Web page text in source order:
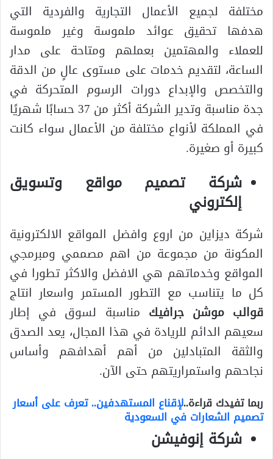
مختلفة لجميع الأعمال التجارية والفردية التي
هدفها تحقيق عوائد ملموسة وغير ملموسة
للعملاء والمهتمين بعملهم ومتاحة على مدار
الساعة، لتقديم خدمات على مستوى عالٍ من الدقة
والتخصص والإبداع دورات الرسوم المتحركة في
جدة مناسبة وتدير الشركة أكثر من 37 حسابًا شهريًا
في المملكة لأنواع مختلفة من الأعمال سواء كانت
كبيرة أو صغيرة.
شركة تصميم مواقع وتسويق
إلكتروني
شركة ديزاين من اروع وافضل المواقع الالكترونية
المكونة من مجموعة من اهم مصممي ومبرمجي
المواقع وخدماتهم هي الافضل والاكثر تطورا في
كل ما يتناسب مع التطور المستمر واسعار انتاج
قوالب موشن جرافيك مناسبة لسوق في إطار
سعيهم الدائم للريادة في هذا المجال، يعد الصدق
والثقة المتبادلين من أهم أهدافهم وأساس
نجاحهم واستمراريتهم حتى الآن.
ربما تفيدك قراءة..لإقناع المستهدفين.. تعرف على أسعار
تصميم الشعارات في السعودية
شركة إنوفيشن